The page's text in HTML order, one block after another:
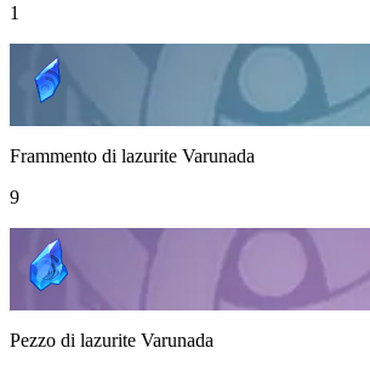
1
Frammento di lazurite Varunada
9
Pezzo di lazurite Varunada